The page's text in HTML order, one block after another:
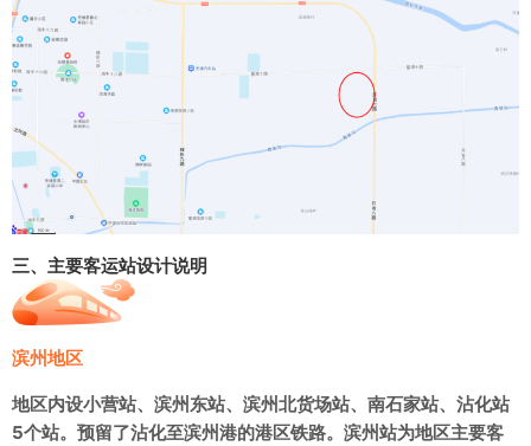
三、主要客运站设计说明
滨州地区
地区内设小营站、滨州东站、滨州北货场站、南石家站、沾化站
5个站。预留了沾化至滨州港的港区铁路。滨州站为地区主要客